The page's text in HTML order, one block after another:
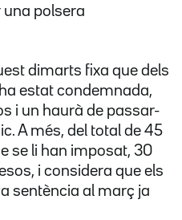
polsera
dimarts fixa que dels
estat condemnada,
i un haurà de passar-
A més, del total de 45
se li han imposat, 30
i considera que els
sentència al març ja